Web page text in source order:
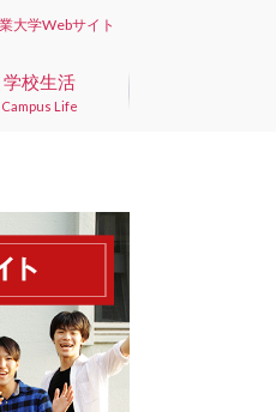
大学Webサイト
Campus Life
学校生活